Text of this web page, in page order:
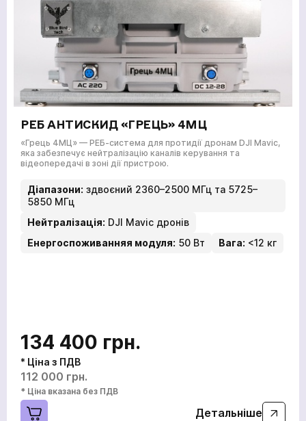
РЕБ АНТИСКИД «ГРЕЦЬ» 4МЦ
«Грець 4МЦ» — РЕБ-система для протидії дронам DJI Mavic,
яка забезпечує нейтралізацію каналів керування та
відеопередачі в зоні дії пристрою.
Діапазони: здвоєний 2360–2500 МГц та 5725–
5850 МГц
Нейтралізація: DJI Mavic дронів
Енергоспоживанняя модуля: 50 Вт Вага: <12 кг
134 400 грн.
* Ціна з ПДВ
112 000 грн.
* Ціна вказана без ПДВ
Детальніше